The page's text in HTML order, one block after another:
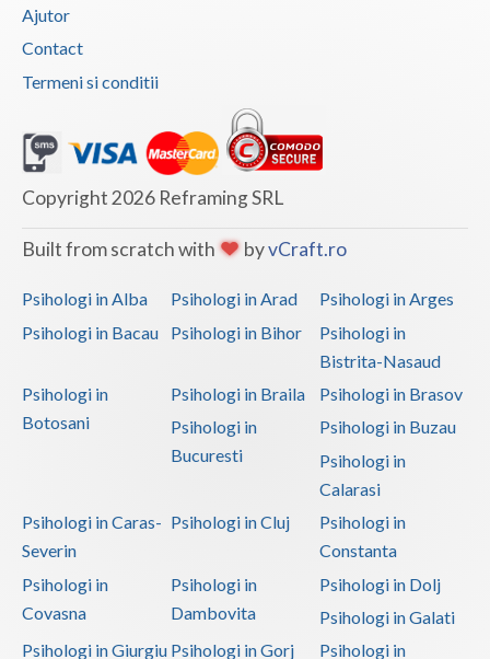
Ajutor
Contact
Termeni si conditii
Copyright 2026 Reframing SRL
Built from scratch with byvCraft.ro
Psihologi in Alba Psihologi in Arad
Psihologi in Arges
Psihologi in Bacau
Psihologi in Bihor
Psihologi in
Bistrita-Nasaud
Psihologi in
Botosani
Psihologi in Braila
Psihologi in Brasov
Psihologi in
Bucuresti
Psihologi in Buzau
Psihologi in
Calarasi
Psihologi in Caras-
Severin
Psihologi in Cluj
Psihologi in
Constanta
Psihologi in
Covasna
Psihologi in
Dambovita
Psihologi in Dolj
Psihologi in Galati
Psihologi in Giurgiu Psihologi in Gorj Psihologi in